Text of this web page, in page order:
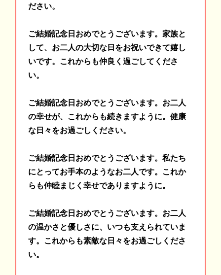
ださい。
ご結婚記念日おめでとうございます。家族と
して、お二人の大切な日をお祝いできて嬉し
いです。これからも仲良く過ごしてくださ
い。
ご結婚記念日おめでとうございます。お二人
の幸せが、これからも続きますように。健康
な日々をお過ごしください。
ご結婚記念日おめでとうございます。私たち
にとってお手本のようなお二人です。これか
らも仲睦まじく幸せでありますように。
ご結婚記念日おめでとうございます。お二人
の温かさと優しさに、いつも支えられていま
す。これからも素敵な日々をお過ごしくださ
い。